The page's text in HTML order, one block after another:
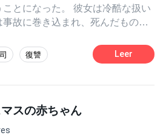
ことになった。 彼女は冷酷な扱い
故に巻き込まれ、死んだものと
ことを――そして、かつて愛した
讐を誓っていたことを。
復讐 Leer
スの赤ちゃん